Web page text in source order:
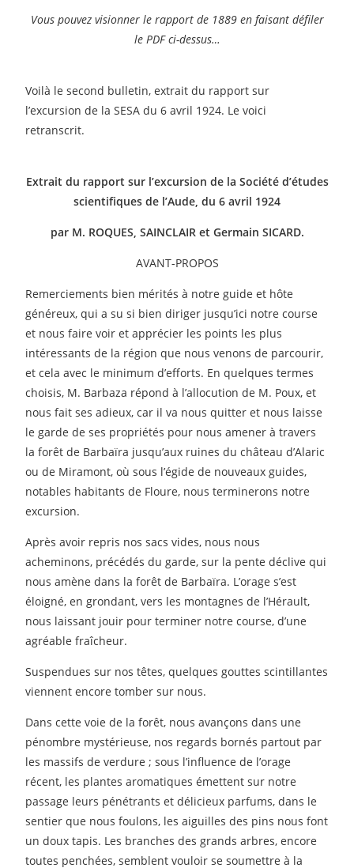
Vous pouvez visionner le rapport de 1889 en faisant défiler
le PDF ci-dessus…
Voilà le second bulletin, extrait du rapport sur
l’excursion de la SESA du 6 avril 1924. Le voici
retranscrit.
Extrait du rapport sur l’excursion de la Société d’études
scientifiques de l’Aude, du 6 avril 1924
par M. ROQUES, SAINCLAIR et Germain SICARD.
AVANT-PROPOS
Remerciements bien mérités à notre guide et hôte
généreux, qui a su si bien diriger jusqu’ici notre course
et nous faire voir et apprécier les points les plus
intéressants de la région que nous venons de parcourir,
et cela avec le minimum d’efforts. En quelques termes
choisis, M. Barbaza répond à l’allocution de M. Poux, et
nous fait ses adieux, car il va nous quitter et nous laisse
le garde de ses propriétés pour nous amener à travers
la forêt de Barbaïra jusqu’aux ruines du château d’Alaric
ou de Miramont, où sous l’égide de nouveaux guides,
notables habitants de Floure, nous terminerons notre
excursion.
Après avoir repris nos sacs vides, nous nous
acheminons, précédés du garde, sur la pente déclive qui
nous amène dans la forêt de Barbaïra. L’orage s’est
éloigné, en grondant, vers les montagnes de l’Hérault,
nous laissant jouir pour terminer notre course, d’une
agréable fraîcheur.
Suspendues sur nos têtes, quelques gouttes scintillantes
viennent encore tomber sur nous.
Dans cette voie de la forêt, nous avançons dans une
pénombre mystérieuse, nos regards bornés partout par
les massifs de verdure ; sous l’influence de l’orage
récent, les plantes aromatiques émettent sur notre
passage leurs pénétrants et délicieux parfums, dans le
sentier que nous foulons, les aiguilles des pins nous font
un doux tapis. Les branches des grands arbres, encore
toutes penchées, semblent vouloir se soumettre à la